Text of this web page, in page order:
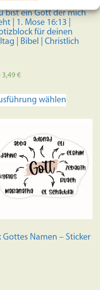
bist ein Gott der mich
| 1. Mose 16:13 |
für deinen
| Bibel | Christlich
3,49€
wählen
auf.
Die
können
gewählt
Gottes Namen – Sticker